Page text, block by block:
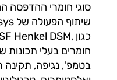
סוגי חומרי ההדפסה
חומרים בעלי תכונות
בטמפ', נגיפה, תקינה